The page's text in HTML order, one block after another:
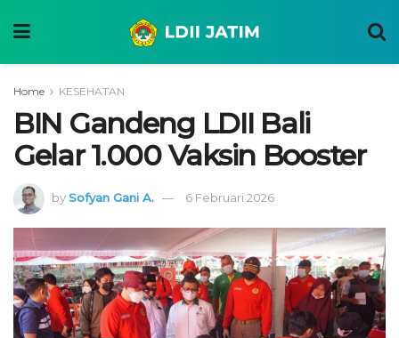
Home KESEHATAN
BIN Gandeng LDII Bali
Gelar 1.000 Vaksin Booster
bySofyan Gani A. 6 Februari 2026